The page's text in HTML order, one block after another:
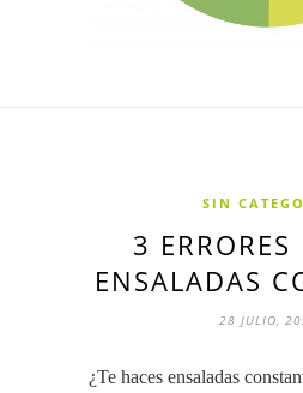
SIN
3 ERRORES
ENSALADAS
28 JULIO,
¿Te haces ensaladas